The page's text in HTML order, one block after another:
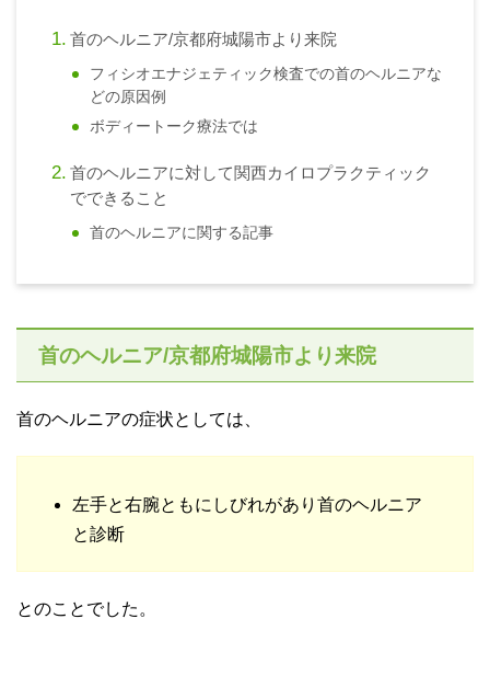
首のヘルニア/京都府城陽市より来院
フィシオエナジェティック検査での首のヘルニアな
どの原因例
ボディートーク療法では
首のヘルニアに対して関西カイロプラクティック
でできること
首のヘルニアに関する記事
首のヘルニア/京都府城陽市より来院
首のヘルニアの症状としては、
左手と右腕ともにしびれがあり首のヘルニア
と診断
とのことでした。